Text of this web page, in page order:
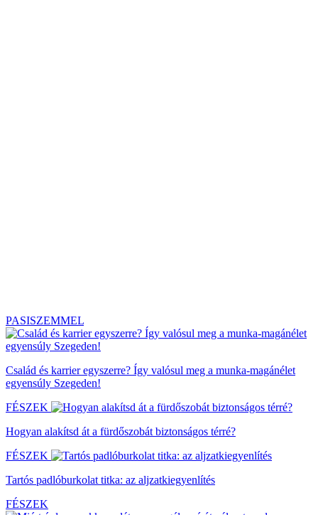
PASISZEMMEL
Család és karrier egyszerre? Így valósul meg a munka-magánélet
egyensúly Szegeden!
FÉSZEK
Hogyan alakítsd át a fürdőszobát biztonságos térré?
FÉSZEK
Tartós padlóburkolat titka: az aljzatkiegyenlítés
FÉSZEK